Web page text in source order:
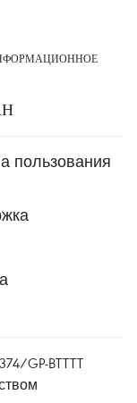
пользования
GP-BTTTT